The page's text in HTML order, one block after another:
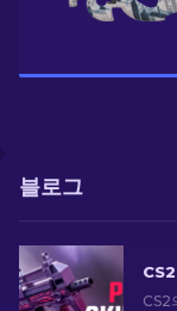
블로그
CS2